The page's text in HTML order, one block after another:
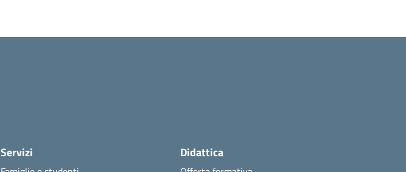
Servizi Didattica